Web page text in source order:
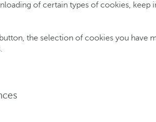
of certain types of cookies, keep
button, the selection of cookies you